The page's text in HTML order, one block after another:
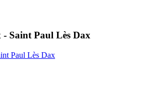
Saint Paul Lès Dax
Paul Lès Dax